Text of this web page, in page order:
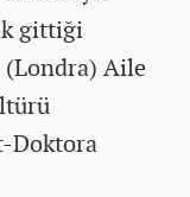
gittiği
Aile
Doktora